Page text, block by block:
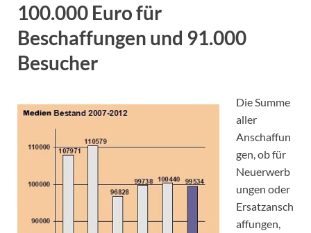
100.000 Euro für
Beschaffungen und 91.000
Besucher
Die Summe
aller
Anschaffun
gen, ob für
Neuerwerb
ungen oder
Ersatzansch
affungen,